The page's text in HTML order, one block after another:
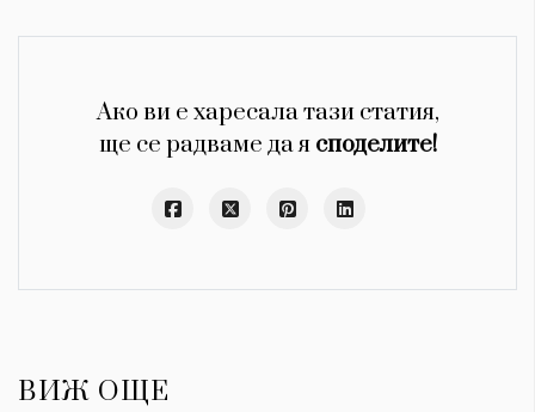
Ако ви е харесала тази статия,
ще се радваме да я споделите!
ВИЖ ОЩЕ